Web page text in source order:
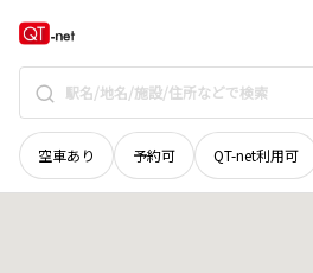
空車あり 予約可 QT-net利用可
長野県